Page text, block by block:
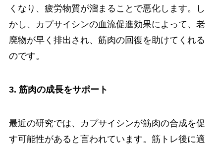
くなり、疲労物質が溜まることで悪化します。し
かし、カプサイシンの血流促進効果によって、老
廃物が早く排出され、筋肉の回復を助けてくれる
のです。
3. 筋肉の成長をサポート
最近の研究では、カプサイシンが筋肉の合成を促
す可能性があると言われています。筋トレ後に適